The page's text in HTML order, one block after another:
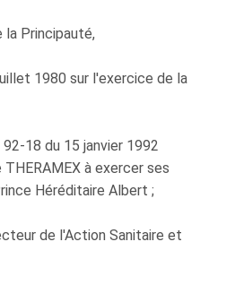
la Principauté,
1980 sur l'exercice de la
18 du 15 janvier 1992
à exercer ses
Héréditaire Albert ;
de l'Action Sanitaire et